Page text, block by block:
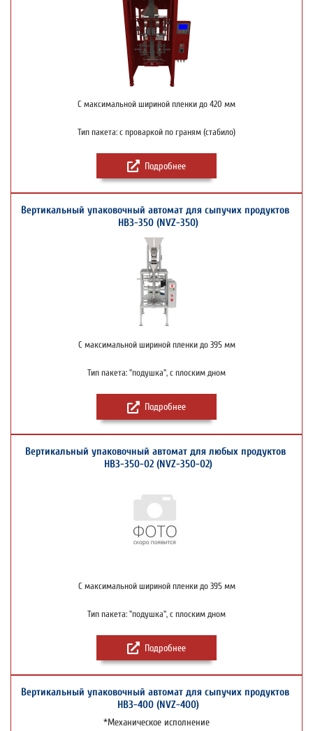
С максимальной шириной пленки до 420 мм
Тип пакета: с проваркой по граням (стабило)
Подробнее
Вертикальный упаковочный автомат для сыпучих продуктов
НВЗ-350 (NVZ-350)
С максимальной шириной пленки до 395 мм
Тип пакета: "подушка", с плоским дном
Подробнее
Вертикальный упаковочный автомат для любых продуктов
НВЗ-350-02 (NVZ-350-02)
С максимальной шириной пленки до 395 мм
Тип пакета: "подушка", с плоским дном
Подробнее
Вертикальный упаковочный автомат для сыпучих продуктов
НВЗ-400 (NVZ-400)
*Механическое исполнение